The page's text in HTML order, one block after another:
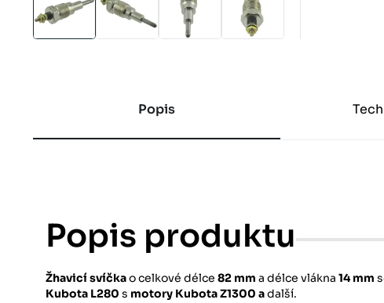
Popis
Popis produktu
Žhavicí svíčkao celkové délce 82 mm a délce vlákna 14 mm
Kubota L280 s motory Kubota Z1300 adalší.